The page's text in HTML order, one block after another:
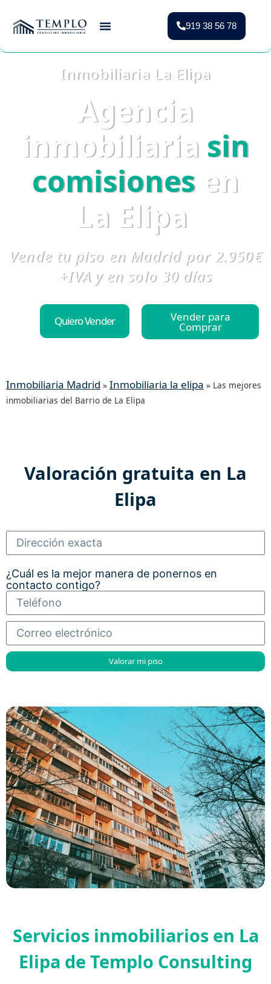
919 38 56 78
Inmobiliaria La Elipa
Agencia
inmobiliaria sin
comisiones en
La Elipa
Vende tu piso en Madrid por 2.950€
+IVA y en solo 30 días
Quiero Vender Vender para
Comprar
Inmobiliaria Madrid » Inmobiliaria la elipa » Las mejores
inmobiliarias del Barrio de La Elipa
Valoración gratuita en La
Elipa
¿Cuál es la mejor manera de ponernos en
contacto contigo?
Valorar mi piso
Servicios inmobiliarios en La
Elipa de Templo Consulting